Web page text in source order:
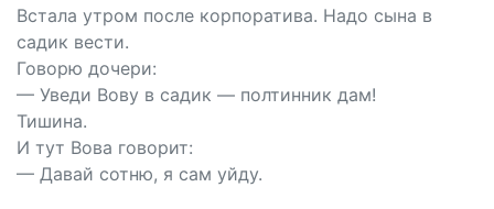
Встала утром после корпоратива. Надо сына в
садик вести.
Говорю дочери:
— Уведи Вову в садик — полтинник дам!
Тишина.
И тут Вова говорит:
— Давай сотню, я сам уйду.